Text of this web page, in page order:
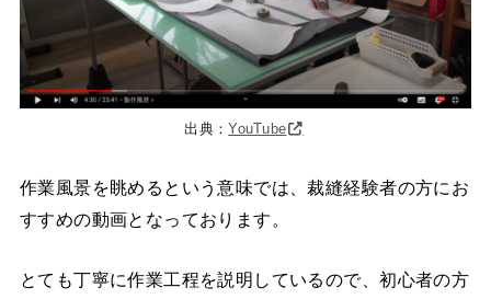
出典：YouTube
作業風景を眺めるという意味では、裁縫経験者の方にお
すすめの動画となっております。
とても丁寧に作業工程を説明しているので、初心者の方